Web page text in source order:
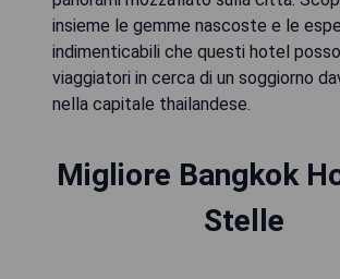
insieme le gemme nascoste e le
indimenticabili che questi hotel
viaggiatori in cerca di un soggiorno
nella capitale thailandese.
Migliore Bangkok
Stelle